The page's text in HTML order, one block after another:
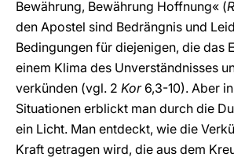
Bewährung, Bewährung Hoffnung« (
den Apostel sind Bedrängnis und
Bedingungen für diejenigen, die das
einem Klima des Unverständnisses
verkünden (vgl. 2 Kor6,3-10). Aber
Situationen erblickt man durch die
ein Licht. Man entdeckt, wie die
Kraft getragen wird, die aus dem